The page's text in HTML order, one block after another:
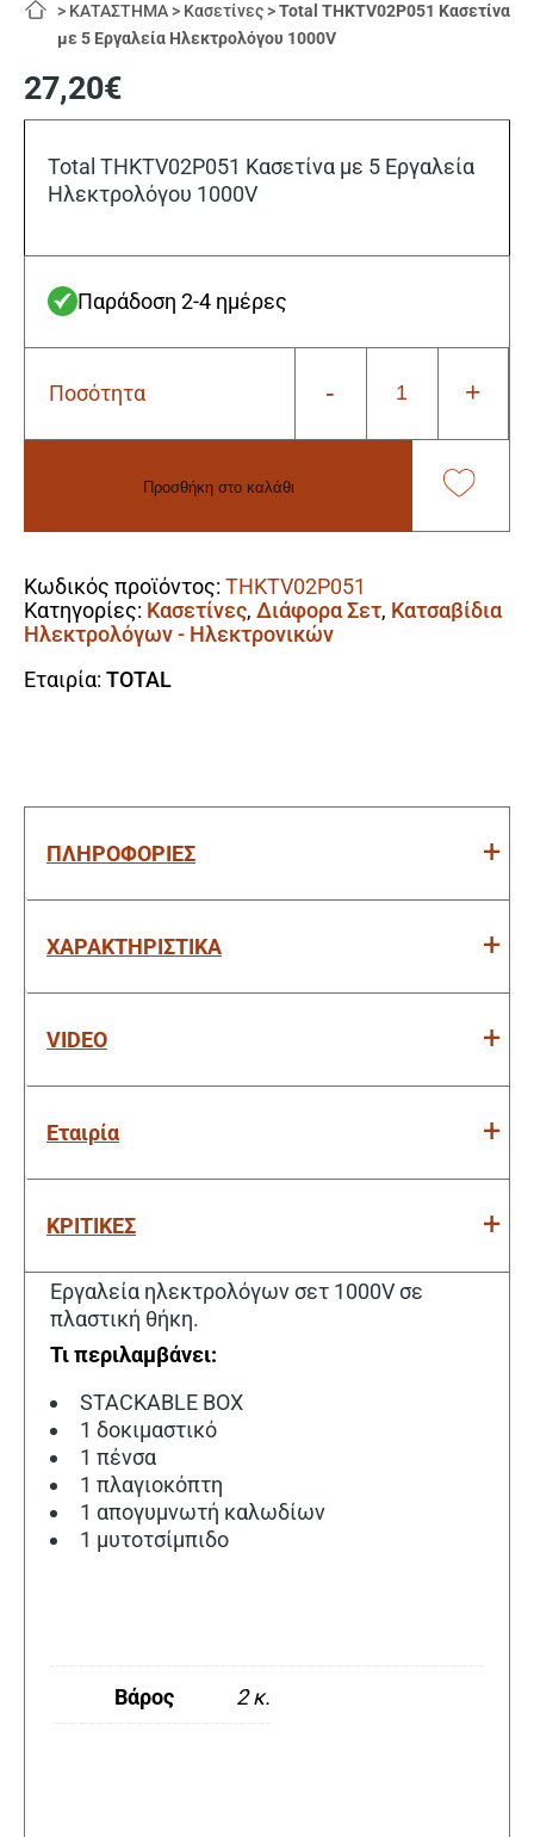
> ΚΑΤΑΣΤΗΜΑ > Κασετίνες >Total THKTV02P051 Κασετίνα
με 5 Εργαλεία Ηλεκτρολόγου 1000V
27,20€
Total THKTV02P051 Κασετίνα με 5 Εργαλεία
Ηλεκτρολόγου 1000V
Παράδοση 2-4 ημέρες
Ποσότητα -
Total
ποσότητα
+
Προσθήκη στο καλάθι
Κωδικός προϊόντος: THKTV02P051
Κατηγορίες: Κασετίνες, Διάφορα Σετ, Κατσαβίδια
Ηλεκτρολόγων - Ηλεκτρονικών
Εταιρία: TOTAL
ΠΛΗΡΟΦΟΡΙΕΣ
ΧΑΡΑΚΤΗΡΙΣΤΙΚΑ
VIDEO
Εταιρία
ΚΡΙΤΙΚΕΣ
Εργαλεία ηλεκτρολόγων σετ 1000V σε
πλαστική θήκη.
Τι περιλαμβάνει:
STACKABLE BOX
1 δοκιμαστικό
1 πένσα
1 πλαγιοκόπτη
1 απογυμνωτή καλωδίων
1 μυτοτσίμπιδο
Βάρος 2 κ.